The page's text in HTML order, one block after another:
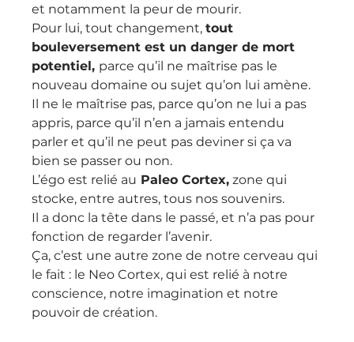
et notamment la peur de mourir.
Pour lui, tout changement, tout
bouleversement est un danger de mort
potentiel, parce qu’il ne maîtrise pas le
nouveau domaine ou sujet qu’on lui amène.
Il ne le maîtrise pas, parce qu’on ne lui a pas
appris, parce qu’il n’en a jamais entendu
parler et qu’il ne peut pas deviner si ça va
bien se passer ou non.
L’égo est relié au Paleo Cortex, zone qui
stocke, entre autres, tous nos souvenirs.
Il a donc la tête dans le passé, et n’a pas pour
fonction de regarder l’avenir.
Ça, c’est une autre zone de notre cerveau qui
le fait : le Neo Cortex, qui est relié à notre
conscience, notre imagination et notre
pouvoir de création.